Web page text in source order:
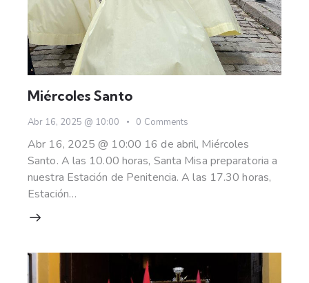
Miércoles Santo
Abr 16, 2025 @ 10:00 0 Comments
Abr 16, 2025 @ 10:00 16 de abril, Miércoles
Santo. A las 10.00 horas, Santa Misa preparatoria a
nuestra Estación de Penitencia. A las 17.30 horas,
Estación…